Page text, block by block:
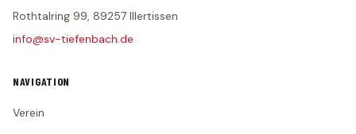
2. MANNSCHAFT
Spielplan
Kader
Rothtalring 99, 89257 Illertissen
info@sv-tiefenbach.de
NAVIGATION
Verein